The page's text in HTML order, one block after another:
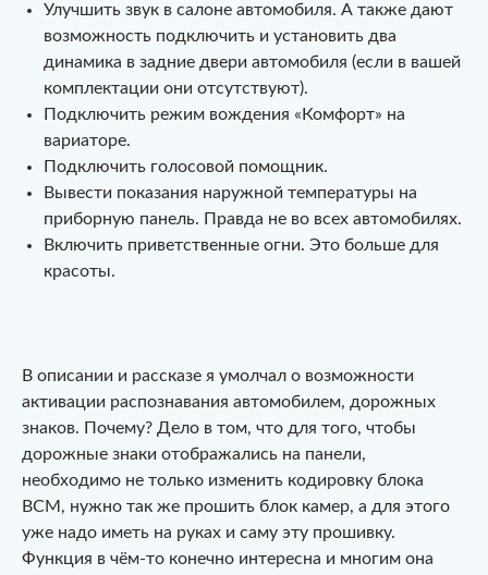
Улучшить звук в салоне автомобиля. А также дают
возможность подключить и установить два
динамика в задние двери автомобиля (если в вашей
комплектации они отсутствуют).
Подключить режим вождения «Комфорт» на
вариаторе.
Подключить голосовой помощник.
Вывести показания наружной температуры на
приборную панель. Правда не во всех автомобилях.
Включить приветственные огни. Это больше для
красоты.
В описании и рассказе я умолчал о возможности
активации распознавания автомобилем, дорожных
знаков. Почему? Дело в том, что для того, чтобы
дорожные знаки отображались на панели,
необходимо не только изменить кодировку блока
BCM, нужно так же прошить блок камер, а для этого
уже надо иметь на руках и саму эту прошивку.
Функция в чём-то конечно интересна и многим она